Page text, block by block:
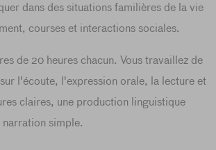
dans des situations familières de la vie
courses et interactions sociales.
de 20 heures chacun. Vous travaillez de
l'écoute, l'expression orale, la lecture et
claires, une production linguistique
simple.